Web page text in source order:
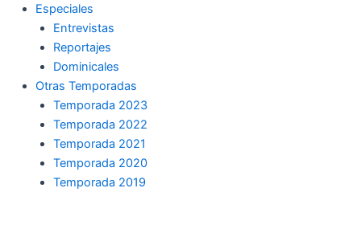
Especiales
Entrevistas
Reportajes
Dominicales
Otras Temporadas
Temporada 2023
Temporada 2022
Temporada 2021
Temporada 2020
Temporada 2019